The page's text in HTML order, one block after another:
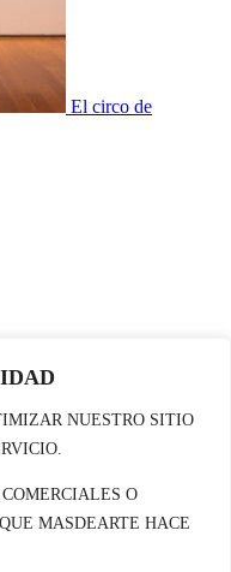
NUESTRO SITIO
O
MASDEARTE HACE
El circo de
museos y artistas